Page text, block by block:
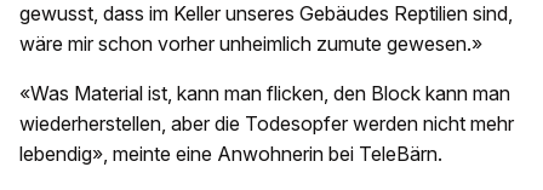
gewusst, dass im Keller unseres Gebäudes Reptilien sind,
wäre mir schon vorher unheimlich zumute gewesen.»
«Was Material ist, kann man flicken, den Block kann man
wiederherstellen, aber die Todesopfer werden nicht mehr
lebendig», meinte eine Anwohnerin bei TeleBärn.